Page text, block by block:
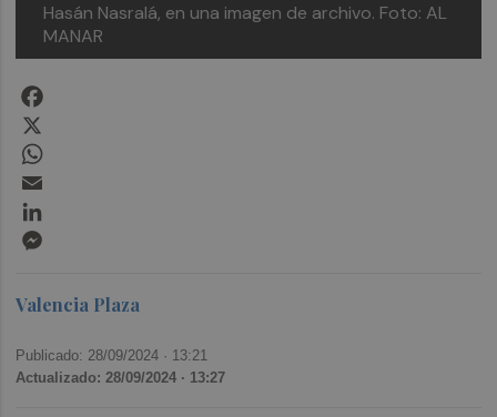
Hasán Nasralá, en una imagen de archivo. Foto: AL
MANAR
Valencia Plaza
Publicado: 28/09/2024 · 13:21
Actualizado: 28/09/2024 · 13:27